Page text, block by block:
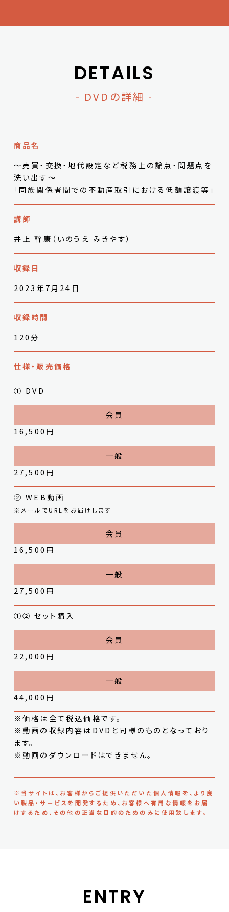
DETAILS
- DVDの詳細 -
商品名
～売買・交換・地代設定など税務上の論点・問題点を
洗い出す～
「同族関係者間での不動産取引における低額譲渡等」
講師
井上 幹康（いのうえ みきやす）
収録日
2023年7月24日
収録時間
120分
仕様・販売価格
① DVD
16,500円
27,500円
② WEB動画
※メールでURLをお届けします
16,500円
27,500円
①② セット購入
22,000円
44,000円
※価格は全て税込価格です。
※動画の収録内容はDVDと同様のものとなっており
ます。
※動画のダウンロードはできません。
※当サイトは、お客様からご提供いただいた個人情報を、より良
い製品・サービスを開発するため、お客様へ有用な情報をお届
けするため、その他の正当な目的のためのみに使用致します。
ENTRY